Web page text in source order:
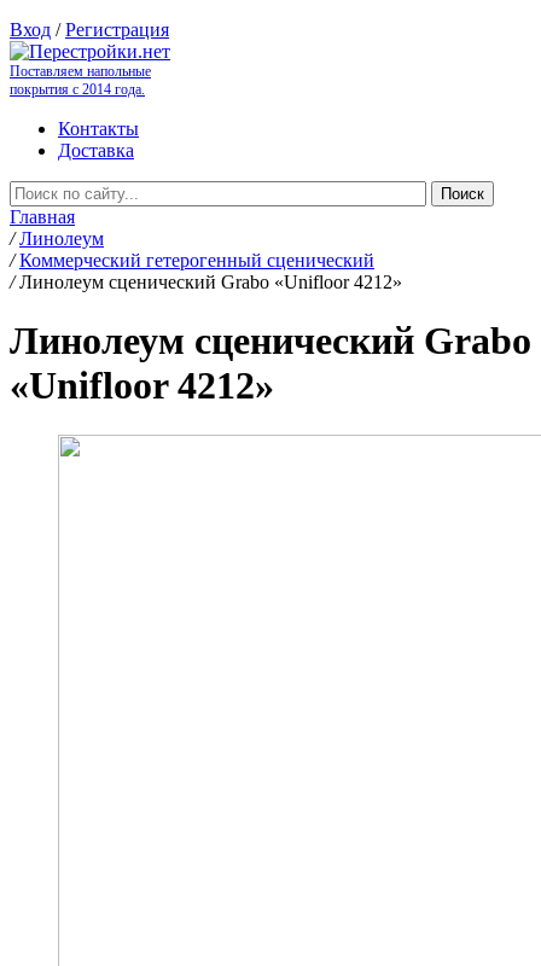
Вход /Регистрация
Поставляем напольные
покрытия с 2014 года.
Контакты
Доставка
Главная
/ Линолеум
/ Коммерческий гетерогенный сценический
/ Линолеум сценический Grabo «Unifloor 4212»
Линолеум сценический Grabo
«Unifloor 4212»